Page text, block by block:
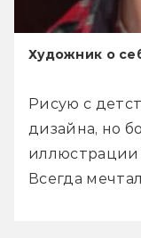
Художник о
Рисую с
дизайна, но
Всегда